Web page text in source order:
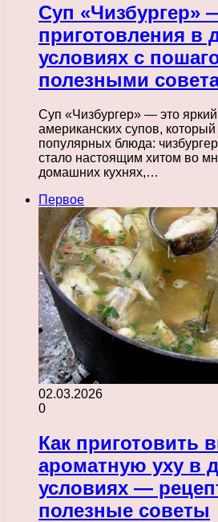
Суп «Чизбургер»
приготовления в
условиях с
полезными
Суп «Чизбургер» — это
американских супов, который
популярных блюда:
стало настоящим хитом во
домашних кухнях,…
Первое
02.03.2026
0
Как приготовить
ароматную уху в
условиях —
полезные советы